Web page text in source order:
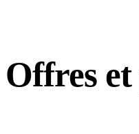
Offres et